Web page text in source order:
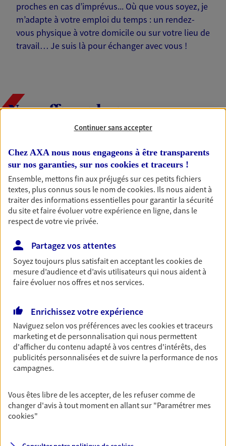
proches en cas d’imprévus... Où que vous soyez, je
m’adapte à votre emploi du temps : un rendez-
vous physique à votre domicile ou sur votre lieu de
travail… Je suis là pour échanger avec vous !
Nos offres phares
Épargne
Réalisez vos projets grâce à votre épargne : achat
immobilier, études des enfants ou voyage autour
du monde… Épargnez à votre rythme et
simplement, selon votre profil.
Préparez sereinement ce nouveau chapitre de
votre vie avec les conseils d'un expert. Découvrez
notre solution PER (Plan Epargne Retraite)
spécialement conçue pour la retraite.
Santé
Couvrez vos dépenses de santé ainsi que celles de
votre famille avec la complémentaire santé qui
vous ressemble.
Pour un avenir serein, assurez-vous avec notre
contrat prévoyance. Préservez vos proches en cas
d'accident ou de maladie en optant pour les
Continuer sans accepter
Chez AXA nous nous engageons à être transparents
sur nos garanties, sur nos cookies et traceurs !
Ensemble, mettons fin aux préjugés sur ces petits fichiers
textes, plus connus sous le nom decookies. Ils nous aident à
traiter des informations essentielles pour garantir la sécurité
du site et faire évoluer votre expérience en ligne, dans le
respect de votre vie privée.
Partagez vos attentes
Soyez toujours plus satisfait en acceptant lescookiesde
mesure d’audience et d’avis utilisateurs qui nous aident à
faire évoluer nos offres et nos services.
Enrichissez votre expérience
Naviguez selon vos préférences avec lescookies et traceurs
marketing et de personnalisation qui nous permettent
d'afficher du contenu adapté à vos centres d'intérêts, des
publicités personnalisées et de suivre la performance de nos
campagnes.
Vous êtes libre de les accepter, de les refuser comme de
changer d'avis à tout moment en allant sur "Paramétrer mes
cookies"